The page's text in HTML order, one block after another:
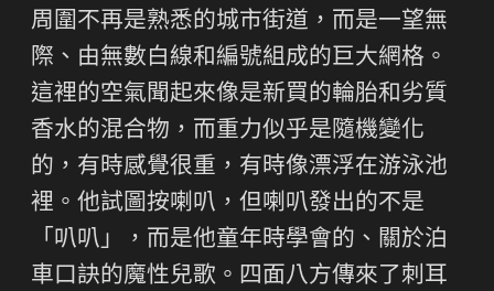
周圍不再是熟悉的城市街道，而是一望無
際、由無數白線和編號組成的巨大網格。
這裡的空氣聞起來像是新買的輪胎和劣質
香水的混合物，而重力似乎是隨機變化
的，有時感覺很重，有時像漂浮在游泳池
裡。他試圖按喇叭，但喇叭發出的不是
「叭叭」，而是他童年時學會的、關於泊
車口訣的魔性兒歌。四面八方傳來了刺耳